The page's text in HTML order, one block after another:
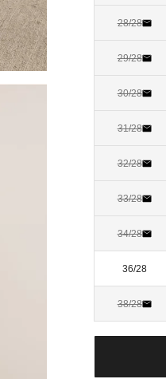
28/28
29/28
30/28
31/28
32/28
33/28
34/28
36/28
38/28